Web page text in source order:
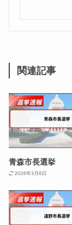
関連記事
青森市長選挙
2026年3月6日